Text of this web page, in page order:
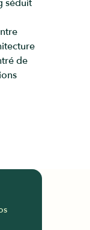
séduit
de